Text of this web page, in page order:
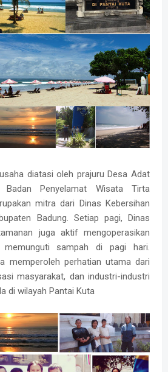
diatasi oleh prajuru Desa Adat
Penyelamat Wisata Tirta
mitra dari Dinas Kebersihan
Badung. Setiap pagi, Dinas
juga aktif mengoperasikan
sampah di pagi hari.
memperoleh perhatian utama dari
masyarakat, dan industri-industri
di wilayah Pantai Kuta